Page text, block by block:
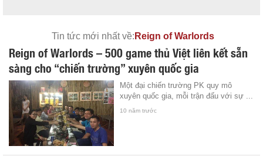
Tin tức mới nhất về: Reign of Warlords
Reign of Warlords – 500 game thủ Việt liên kết sẵn
sàng cho “chiến trường” xuyên quốc gia
Một đại chiến trường PK quy mô
xuyên quốc gia, mỗi trận đấu với sự ...
10 năm trước